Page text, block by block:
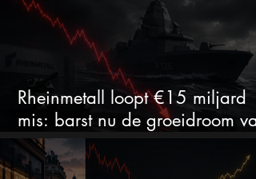
Rheinmetall loopt €15 miljard
mis: barst nu de groeidroom van
het defensiebedrijf?